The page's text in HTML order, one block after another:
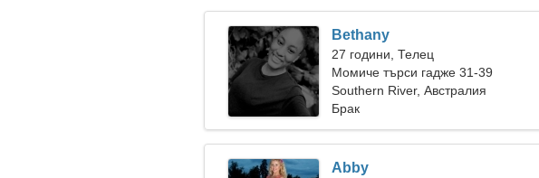
Bethany
27 години, Телец
Момиче търси гадже 31-39
Southern River, Австралия
Брак
Abby